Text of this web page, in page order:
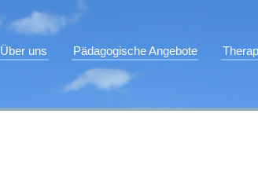
Über uns
Leitungsteam
Stellenangebote
Pädagogische Angebote
Intensiv
Intensiv Plus